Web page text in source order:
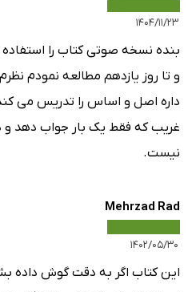
۱۴۰۴/۱۱/۲۳
بنده نسخه صوتی کتاب را
و تا روز یازدهم مطالعه نمودم
داره اصل و اساس را تدریس می
غریب که فقط یک بار جواب دهد و
نیست.
Mehrzad Rad
۱۴۰۲/۰۵/۳۰
این کتاب اگر به دقت گوش داده